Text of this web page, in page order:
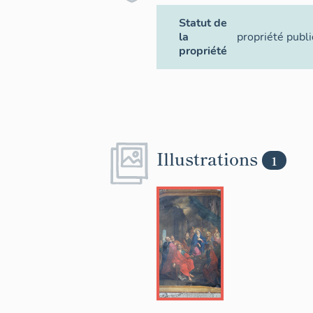
Statut de
la
propriété
propriété
Illustrations 1